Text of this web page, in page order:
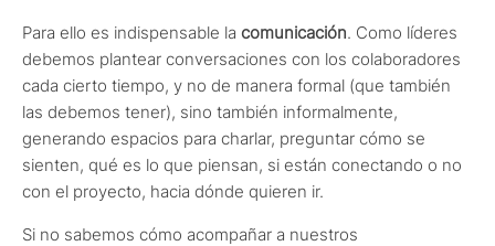
Para ello es indispensable la comunicación. Como líderes
debemos plantear conversaciones con los colaboradores
cada cierto tiempo, y no de manera formal (que también
las debemos tener), sino también informalmente,
generando espacios para charlar, preguntar cómo se
sienten, qué es lo que piensan, si están conectando o no
con el proyecto, hacia dónde quieren ir.
Si no sabemos cómo acompañar a nuestros